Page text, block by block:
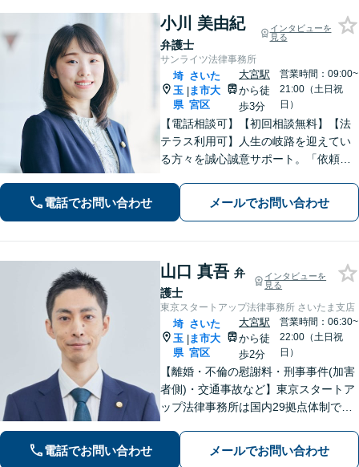
小川 美由紀
弁護士
インタビューを
見る
サンライツ法律事務所
埼
玉
県
|
さいた
ま市大
宮区
大宮駅
から徒
歩3分
営業時間：09:00~
21:00（土日祝
日）
【電話相談可】【初回相談無料】【法
テラス利用可】人生の岐路を迎えてい
る方々を誠心誠意サポート。「依頼者
女問題／借金問題／相続／企業法務／
刑事事件／交通事故／労働問題など、
電話でお問い合わせ メールでお問い合わせ
山口 真吾 弁
護士
インタビューを
見る
東京スタートアップ法律事務所 さいたま支店
埼
玉
県
|
さいた
ま市大
宮区
大宮駅
から徒
歩2分
営業時間：06:30~
22:00（土日祝
日）
【離婚・不倫の慰謝料・刑事事件(加害
者側)・交通事故など】東京スタートア
ップ法律事務所は国内29拠点体制で全
対応(法律相談は完全予約制)】各分野で
専門性の高い弁護士が寄り添い解決を
電話でお問い合わせ メールでお問い合わせ